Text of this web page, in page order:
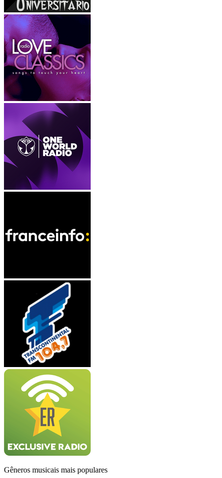
Gêneros musicais mais populares